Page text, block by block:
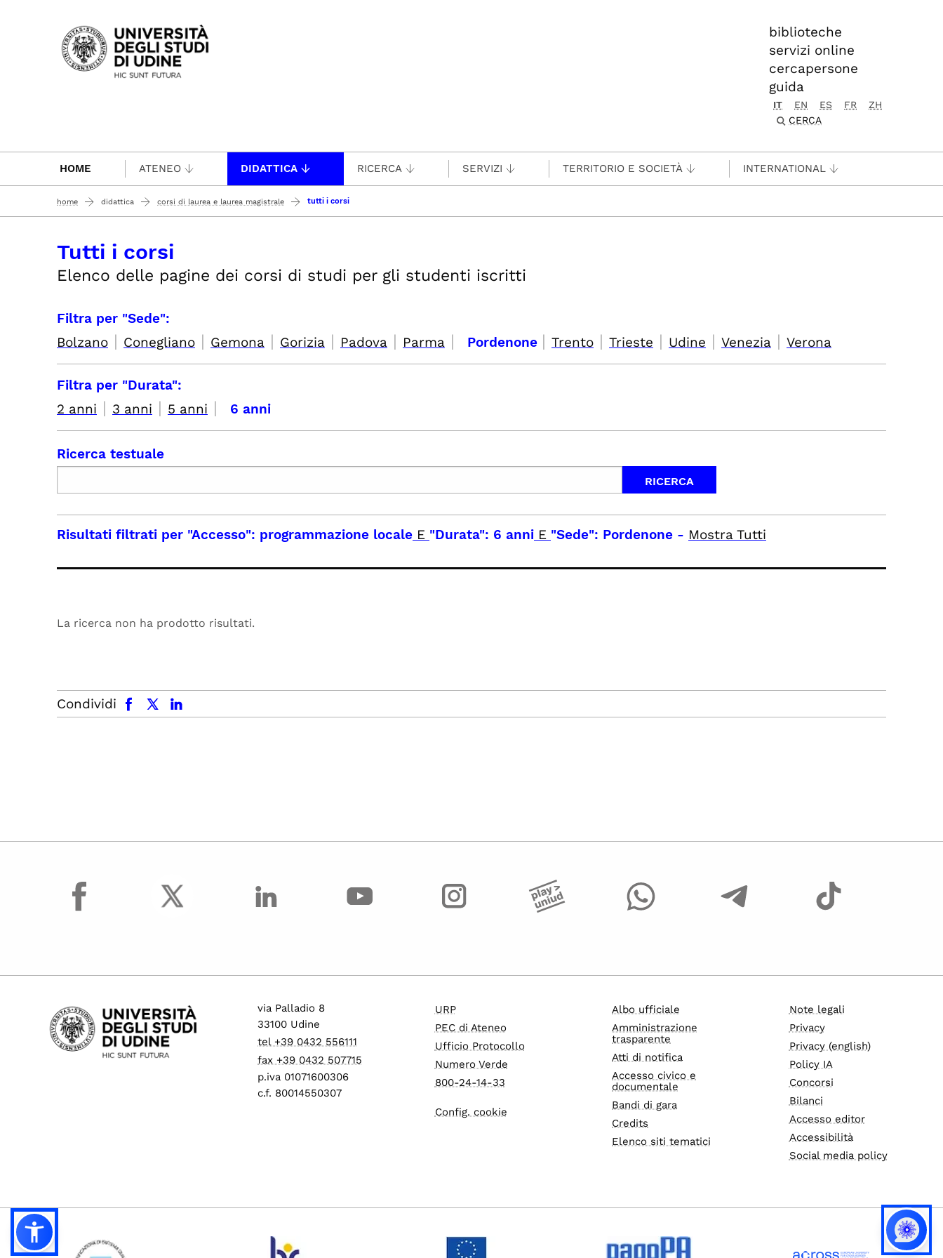
Passa al contenuto principale
biblioteche
servizi online
cercapersone
guida
IT EN ES FR
ZH
CERCA
HOME ATENEO DIDATTICA RICERCA SERVIZI TERRITORIO E SOCIETÀ INTERNATIONAL
home didattica corsi di laurea e laurea magistrale tutti i corsi
Tutti i corsi
Elenco delle pagine dei corsi di studi per gli studenti iscritti
Filtra per "Sede":
Bolzano | Conegliano | Gemona | Gorizia | Padova | Parma | Pordenone | Trento | Trieste | Udine | Venezia | Verona
Filtra per "Durata":
2 anni | 3 anni | 5 anni | 6 anni
Ricerca testuale
Risultati filtrati per "Accesso": programmazione locale E "Durata": 6 anni E "Sede": Pordenone - Mostra Tutti
La ricerca non ha prodotto risultati.
Condividi
facebook x.com linkedin
facebook
via Palladio 8
33100 Udine
tel +39 0432 556111
fax +39 0432 507715
p.iva 01071600306
c.f. 80014550307
URP
PEC di Ateneo
Ufficio Protocollo
Numero Verde
800-24-14-33
Config. cookie
Albo ufficiale
Amministrazione
trasparente
Atti di notifica
Accesso civico e
documentale
Bandi di gara
Credits
Elenco siti tematici
Note legali
Privacy
Privacy (english)
Policy IA
Concorsi
Bilanci
Accesso editor
Accessibilità
Social media policy